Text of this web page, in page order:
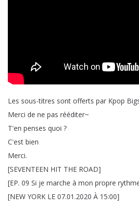
Les sous-titres sont offerts par Kpop
Merci de ne pas rééditer~
T'en penses quoi ?
C'est bien
Merci.
[SEVENTEEN HIT THE ROAD]
[EP. 09 Si je marche à mon propre
[NEW YORK LE 07.01.2020 À 15:00]